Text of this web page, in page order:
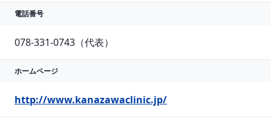
電話番号
078-331-0743（代表）
ホームページ
http://www.kanazawaclinic.jp/